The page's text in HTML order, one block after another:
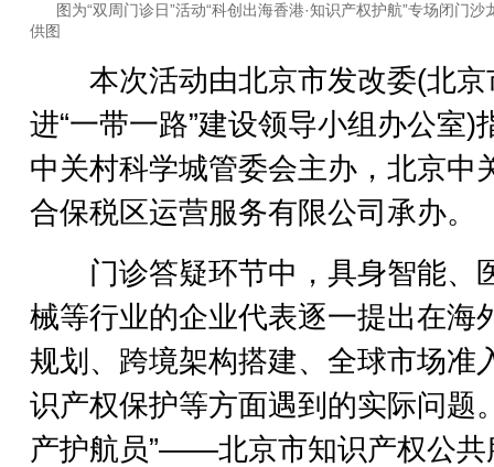
图为“双周门诊日”活动“科创出海香港·知识产权护航”专场闭门沙
供图
本次活动由北京市发改委(北京
进“一带一路”建设领导小组办公室)
中关村科学城管委会主办，北京中
合保税区运营服务有限公司承办。
门诊答疑环节中，具身智能、
械等行业的企业代表逐一提出在海
规划、跨境架构搭建、全球市场准
识产权保护等方面遇到的实际问题
产护航员”——北京市知识产权公共